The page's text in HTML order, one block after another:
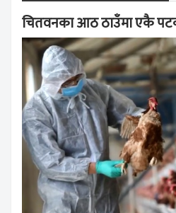
चितवनका आठ ठाउँमा एकै